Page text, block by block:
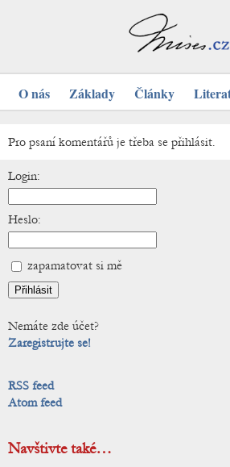
O nás Základy Články
Pro psaní komentářů je třeba se přihlásit.
Login:
Heslo:
zapamatovat si mě
Nemáte zde účet?
Zaregistrujte se!
RSS feed
Atom feed
Navštivte také…